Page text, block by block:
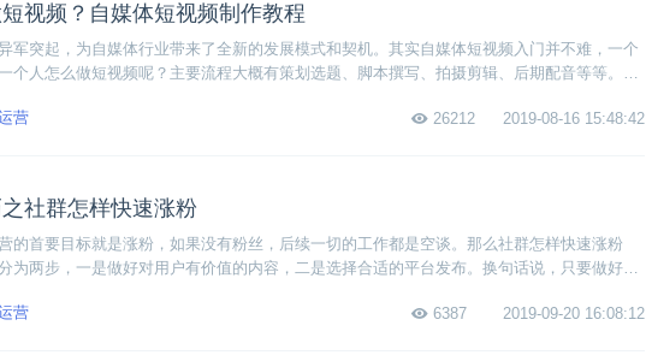
视频？自媒体短视频制作教程
军突起，为自媒体行业带来了全新的发展模式和契机。其实自媒体短视频入门并不难，一个
个人怎么做短视频呢？主要流程大概有策划选题、脚本撰写、拍摄剪辑、后期配音等等。下
26212
2019-08-16 15:48:42
营
社群怎样快速涨粉
的首要目标就是涨粉，如果没有粉丝，后续一切的工作都是空谈。那么社群怎样快速涨粉
为两步，一是做好对用户有价值的内容，二是选择合适的平台发布。换句话说，只要做好了
6387
2019-09-20 16:08:12
营